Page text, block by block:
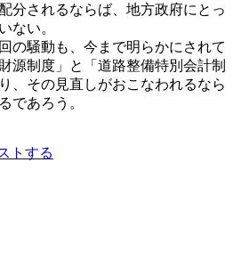
分されるならば、地方政府にとっ
ない。
の騒動も、今まで明らかにされて
源制度」と「道路整備特別会計制
、その見直しがおこなわれるなら
であろう。
トする